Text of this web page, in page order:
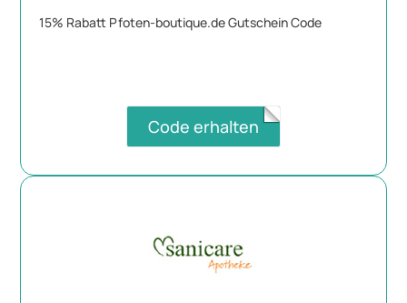
15% Rabatt Pfoten-boutique.de Gutschein Code
Code erhalten